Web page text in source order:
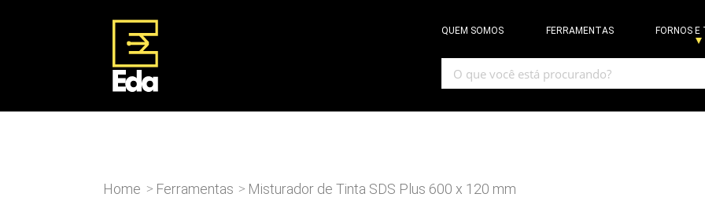
QUEM SOMOS FERRAMENTAS FORNOS E
Home > Ferramentas > Misturador de Tinta SDS Plus 600 x 120 mm